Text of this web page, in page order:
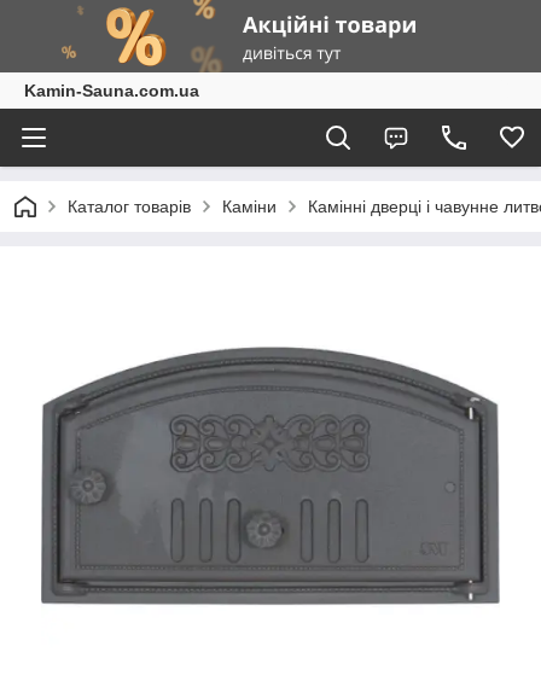
Kamin-Sauna.com.ua
Каталог товарів Каміни Камінні дверці і чавунне